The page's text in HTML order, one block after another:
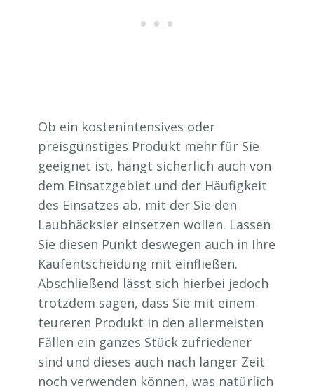
Ob ein kostenintensives oder
preisgünstiges Produkt mehr für Sie
geeignet ist, hängt sicherlich auch von
dem Einsatzgebiet und der Häufigkeit
des Einsatzes ab, mit der Sie den
Laubhäcksler einsetzen wollen. Lassen
Sie diesen Punkt deswegen auch in Ihre
Kaufentscheidung mit einfließen.
Abschließend lässt sich hierbei jedoch
trotzdem sagen, dass Sie mit einem
teureren Produkt in den allermeisten
Fällen ein ganzes Stück zufriedener
sind und dieses auch nach langer Zeit
noch verwenden können, was natürlich